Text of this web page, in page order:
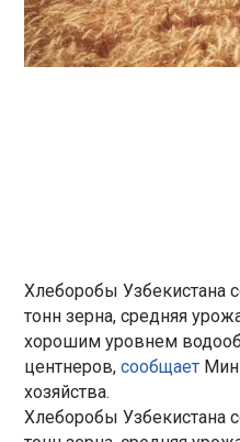
Хлеборобы Узбекистана
тонн зерна, средняя
хорошим уровнем
центнеров,сообщает
хозяйства.
Хлеборобы Узбекистана